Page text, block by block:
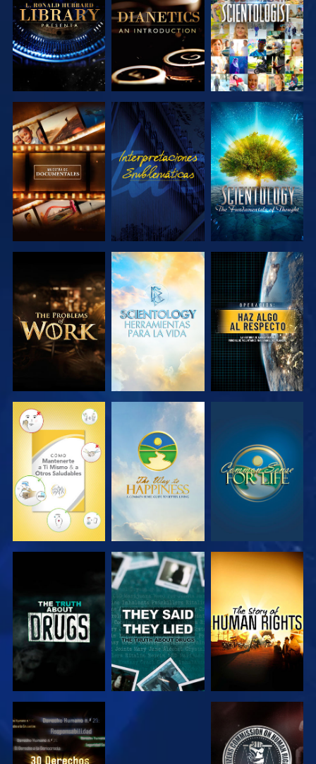
SERIES
SERIES
EXPLORA LAS
SERIES
VE
EXPLORA LAS
SERIES
EXPLORA LAS
SERIES
EXPLORA LAS
SERIES
VE
VE VE VE
VE VE
VE VE